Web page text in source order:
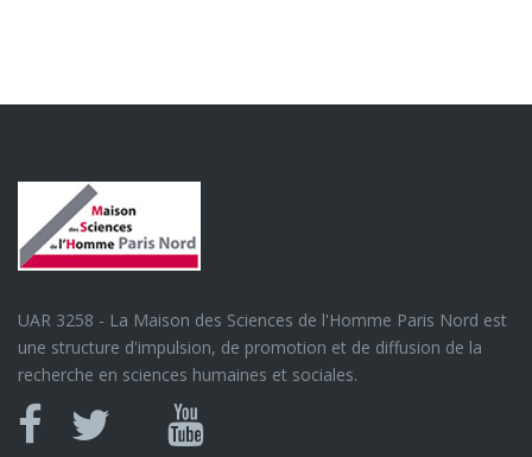
UAR 3258 - La Maison des Sciences de l'Homme Paris Nord est
une structure d'impulsion, de promotion et de diffusion de la
recherche en sciences humaines et sociales.
Canal